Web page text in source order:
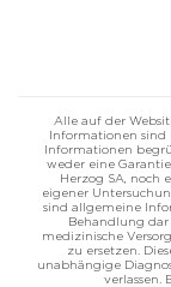
Alle auf der
Informationen sind
Informationen
weder eine
Herzog SA, noch
eigener
sind allgemeine
Behandlung
medizinische
zu ersetzen.
unabhängige
verlassen.